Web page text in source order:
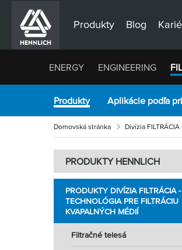
Produkty Blog
ENERGY ENGINEERING
Produkty Aplikácie podľa
Domovská stránka Divízia
PRODUKTY HENNLICH
PRODUKTY DIVÍZIA FILTRÁCIA -
TECHNOLÓGIA PRE FILTRÁCIU
KVAPALNÝCH MÉDIÍ
Filtračné telesá